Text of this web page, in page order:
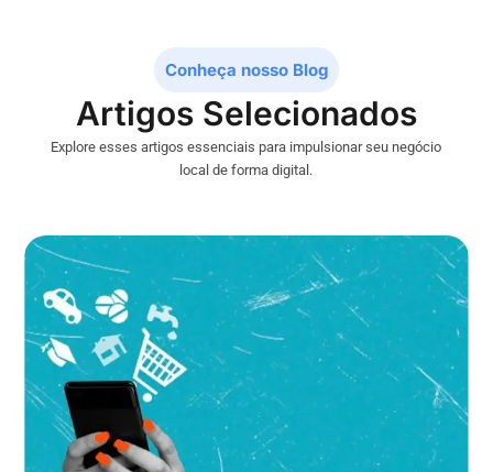
Conheça nosso Blog
Artigos Selecionados
Explore esses artigos essenciais para impulsionar seu negócio
local de forma digital.